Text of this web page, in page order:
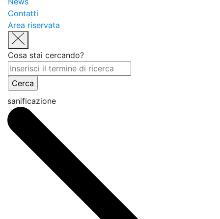
Contatti
Area riservata
Cosa stai cercando?
sanificazione